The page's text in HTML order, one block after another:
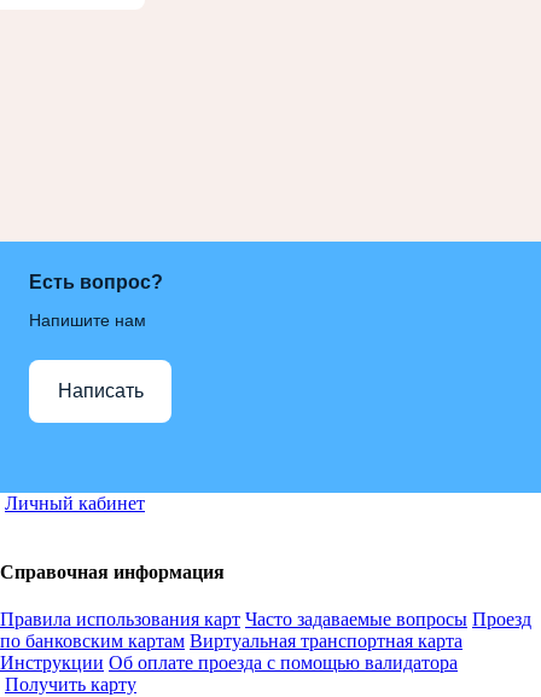
Есть вопрос?
Напишите нам
Написать
Личный кабинет
Справочная информация
Правила использования карт Часто задаваемые вопросы Проезд
по банковским картам Виртуальная транспортная карта
Инструкции Об оплате проезда с помощью валидатора
Получить карту